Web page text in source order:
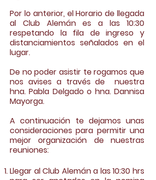
Por lo anterior, el Horario de llegada
al Club Alemán es a las 10:30
respetando la fila de ingreso y
distanciamientos señalados en el
lugar.
De no poder asistir te rogamos que
nos avises a través de nuestra
hna. Pabla Delgado o hna. Dannisa
Mayorga.
A continuación te dejamos unas
consideraciones para permitir una
mejor organización de nuestras
reuniones:
Llegar al Club Alemán a las 10:30 hrs